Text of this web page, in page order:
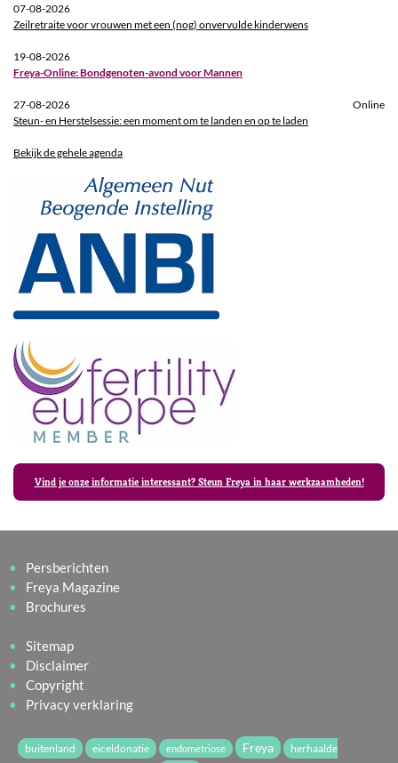
07-08-2026
Zeilretraite voor vrouwen met een (nog) onvervulde kinderwens
19-08-2026
Freya-Online: Bondgenoten-avond voor Mannen
27-08-2026
Online
Steun- en Herstelsessie: een moment om te landen en op te laden
Bekijk de gehele agenda
Vind je onze informatie interessant? Steun Freya in haar werkzaamheden!
Persberichten
Freya Magazine
Brochures
Sitemap
Disclaimer
Copyright
Privacy verklaring
buitenland eiceldonatie endometriose Freya herhaalde